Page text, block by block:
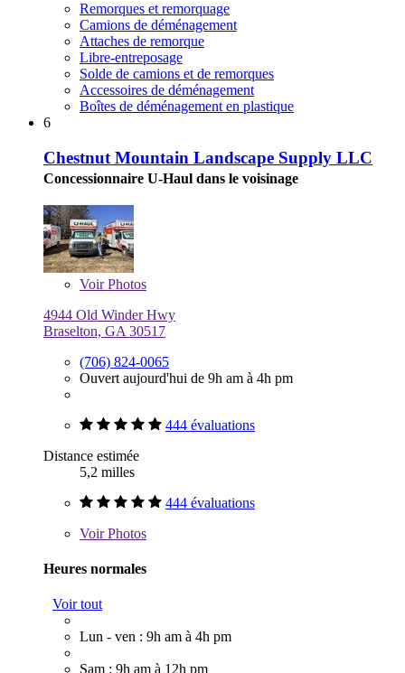
Remorques et remorquage
Camions de déménagement
Attaches de remorque
Libre-entreposage
Solde de camions et de remorques
Accessoires de déménagement
Boîtes de déménagement en plastique
6
Chestnut Mountain Landscape Supply LLC
Concessionnaire U-Haul dans le voisinage
VoirPhotos
4944 Old Winder Hwy
Braselton, GA 30517
(706) 824-0065
Ouvert aujourd'hui de 9h am à 4h pm
444 évaluations
Distance estimée
5,2 milles
444 évaluations
VoirPhotos
Heures normales
Voir tout
Lun - ven : 9h am à 4h pm
Sam : 9h am à 12h pm